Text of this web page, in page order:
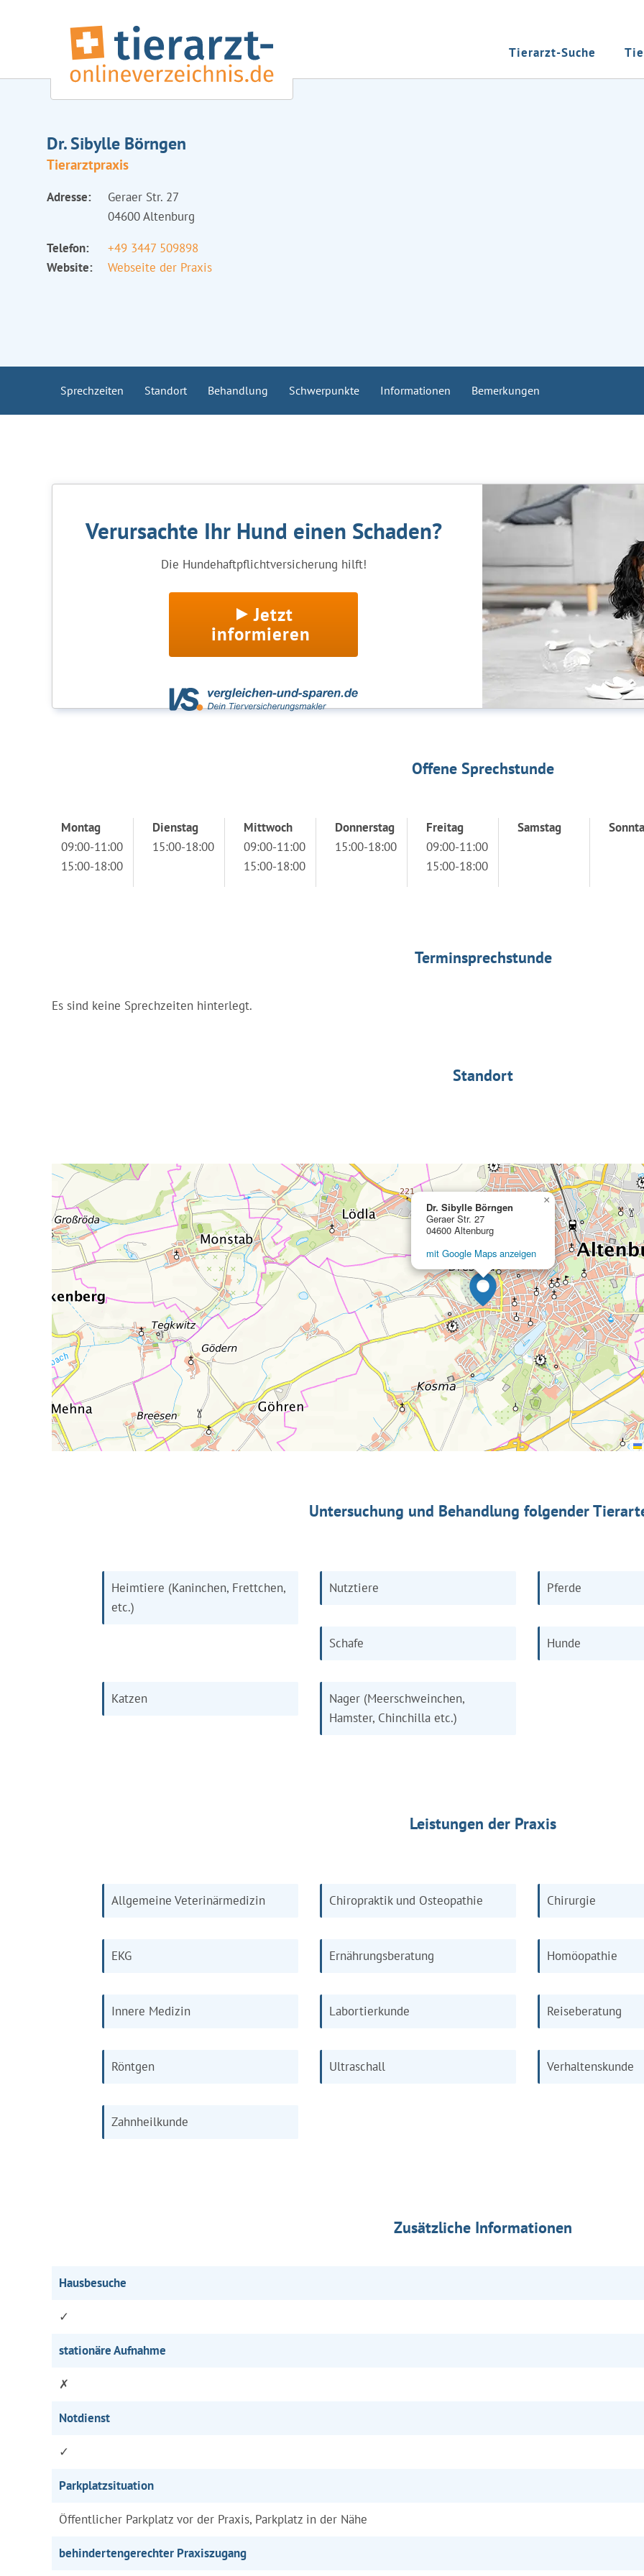
Tierarzt-Suche
Dr. Sibylle Börngen
Tierarztpraxis
Adresse:
Geraer Str. 27
04600 Altenburg
Telefon:
+49 3447 509898
Website:
Webseite der Praxis
Sprechzeiten Standort Behandlung Schwerpunkte Informationen Bemerkungen
Verursachte Ihr Hund einen Schaden?
Die Hundehaftpflichtversicherung hilft!
Jetzt
informieren
Offene Sprechstunde
Montag
09:00-11:00
15:00-18:00
Dienstag
15:00-18:00
Mittwoch
09:00-11:00
15:00-18:00
Donnerstag
15:00-18:00
Freitag
09:00-11:00
15:00-18:00
Samstag
Terminsprechstunde
Es sind keine Sprechzeiten hinterlegt.
Standort
Dr. Sibylle Börngen
Geraer Str. 27
04600 Altenburg
mit Google Maps anzeigen
×
Untersuchung und Behandlung folgender
Heimtiere (Kaninchen, Frettchen,
etc.)
Nutztiere Pferde
Schafe Hunde
Katzen
Nager (Meerschweinchen,
Hamster, Chinchilla etc.)
Leistungen der Praxis
Allgemeine Veterinärmedizin Chiropraktik und Osteopathie Chirurgie
EKG Ernährungsberatung Homöopathie
Innere Medizin Labortierkunde Reiseberatung
Röntgen Ultraschall Verhaltenskunde
Zahnheilkunde
Zusätzliche Informationen
Hausbesuche
✓
stationäre Aufnahme
✗
Notdienst
✓
Parkplatzsituation
Öffentlicher Parkplatz vor der Praxis, Parkplatz in der Nähe
behindertengerechter Praxiszugang